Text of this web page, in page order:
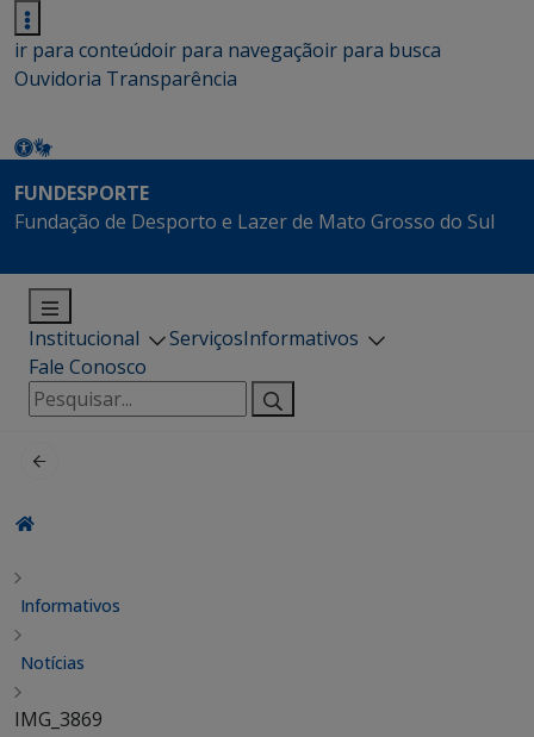
ir para conteúdoir para navegaçãoir para busca
Ouvidoria Transparência
FUNDESPORTE
Fundação de Desporto e Lazer de Mato Grosso do Sul
Institucional ServiçosInformativos
Fale Conosco
Pesquisar
por:
Informativos
Notícias
IMG_3869